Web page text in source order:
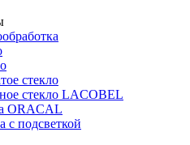
стекло
стекло LACOBEL
ORACAL
с подсветкой